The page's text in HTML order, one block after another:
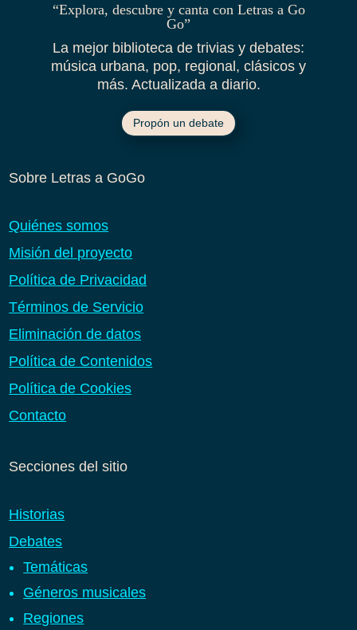
“Explora, descubre y canta con Letras a Go
Go”
La mejor biblioteca de trivias y debates:
música urbana, pop, regional, clásicos y
más. Actualizada a diario.
Propón un debate
Sobre Letras a GoGo
Quiénes somos
Misión del proyecto
Política de Privacidad
Términos de Servicio
Eliminación de datos
Política de Contenidos
Política de Cookies
Contacto
Secciones del sitio
Historias
Debates
Temáticas
Géneros musicales
Regiones